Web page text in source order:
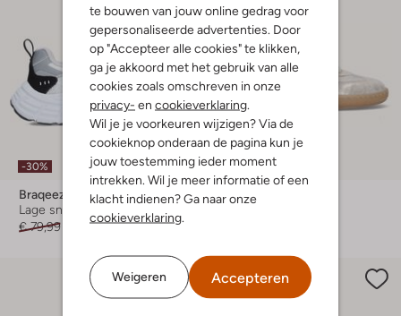
te bouwen van jouw online gedrag voor
gepersonaliseerde advertenties. Door
op "Accepteer alle cookies" te klikken,
ga je akkoord met het gebruik van alle
cookies zoals omschreven in onze
privacy- en cookieverklaring
Wil je je voorkeuren wijzigen? Via de
cookieknop onderaan de pagina kun je
jouw toestemming ieder moment
intrekken. Wil je meer informatie of een
klacht indienen? Ga naar onze
cookieverklaring
Weigeren Accepteren
-30%
Braqeez
Lage sneakers
€ 79,99
€ 55,99
-30%
Braqeez